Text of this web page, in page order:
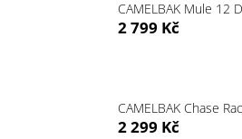
CAMELBAK Mule 12
2 799 Kč
CAMELBAK Chase
2 299 Kč